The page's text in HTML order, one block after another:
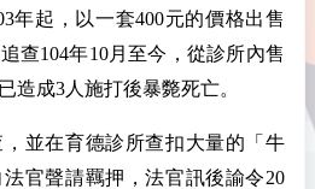
年起，以一套400元的價格出售
查104年10月至今，從診所內售
造成3人施打後暴斃死亡。
並在育德診所查扣大量的「牛
官聲請羈押，法官訊後諭令20